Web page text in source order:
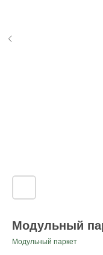
Модульный
Модульный паркет